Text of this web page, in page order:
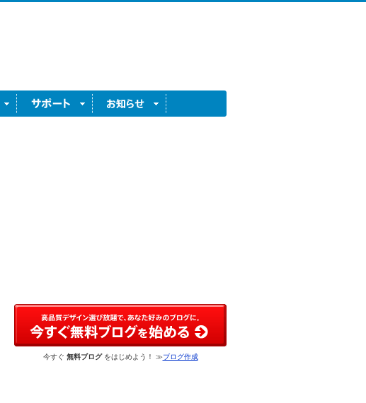
今すぐ 無料ブログをはじめよう！ ≫ブログ作成